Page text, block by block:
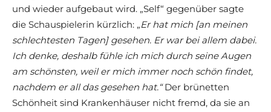
und wieder aufgebaut wird. „Self“ gegenüber sagte
die Schauspielerin kürzlich: „Er hat mich [an meinen
schlechtesten Tagen] gesehen. Er war bei allem dabei.
Ich denke, deshalb fühle ich mich durch seine Augen
am schönsten, weil er mich immer noch schön findet,
nachdem er all das gesehen hat.“Der brünetten
Schönheit sind Krankenhäuser nicht fremd, da sie an